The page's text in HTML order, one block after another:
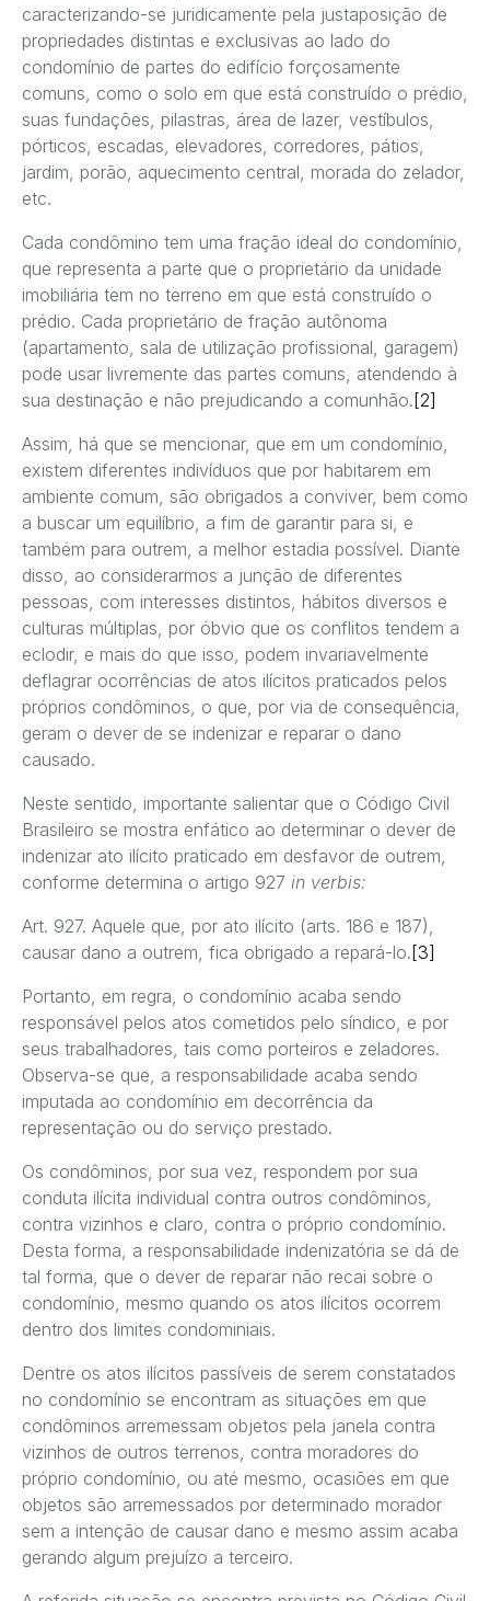
caracterizando-se juridicamente pela justaposição de
propriedades distintas e exclusivas ao lado do
condomínio de partes do edifício forçosamente
comuns, como o solo em que está construído o prédio,
suas fundações, pilastras, área de lazer, vestíbulos,
pórticos, escadas, elevadores, corredores, pátios,
jardim, porão, aquecimento central, morada do zelador,
etc.
Cada condômino tem uma fração ideal do condomínio,
que representa a parte que o proprietário da unidade
imobiliária tem no terreno em que está construído o
prédio. Cada proprietário de fração autônoma
(apartamento, sala de utilização profissional, garagem)
pode usar livremente das partes comuns, atendendo à
sua destinação e não prejudicando a comunhão.[2]
Assim, há que se mencionar, que em um condomínio,
existem diferentes indivíduos que por habitarem em
ambiente comum, são obrigados a conviver, bem como
a buscar um equilíbrio, a fim de garantir para si, e
também para outrem, a melhor estadia possível. Diante
disso, ao considerarmos a junção de diferentes
pessoas, com interesses distintos, hábitos diversos e
culturas múltiplas, por óbvio que os conflitos tendem a
eclodir, e mais do que isso, podem invariavelmente
deflagrar ocorrências de atos ilícitos praticados pelos
próprios condôminos, o que, por via de consequência,
geram o dever de se indenizar e reparar o dano
causado.
Neste sentido, importante salientar que o Código Civil
Brasileiro se mostra enfático ao determinar o dever de
indenizar ato ilícito praticado em desfavor de outrem,
conforme determina o artigo 927 in verbis:
Art. 927. Aquele que, por ato ilícito (arts. 186 e 187),
causar dano a outrem, fica obrigado a repará-lo.[3]
Portanto, em regra, o condomínio acaba sendo
responsável pelos atos cometidos pelo síndico, e por
seus trabalhadores, tais como porteiros e zeladores.
Observa-se que, a responsabilidade acaba sendo
imputada ao condomínio em decorrência da
representação ou do serviço prestado.
Os condôminos, por sua vez, respondem por sua
conduta ilícita individual contra outros condôminos,
contra vizinhos e claro, contra o próprio condomínio.
Desta forma, a responsabilidade indenizatória se dá de
tal forma, que o dever de reparar não recai sobre o
condomínio, mesmo quando os atos ilícitos ocorrem
dentro dos limites condominiais.
Dentre os atos ilícitos passíveis de serem constatados
no condomínio se encontram as situações em que
condôminos arremessam objetos pela janela contra
vizinhos de outros terrenos, contra moradores do
próprio condomínio, ou até mesmo, ocasiões em que
objetos são arremessados por determinado morador
sem a intenção de causar dano e mesmo assim acaba
gerando algum prejuízo a terceiro.